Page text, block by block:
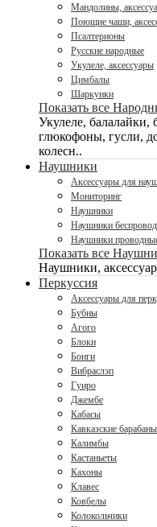
Мандолины,
Поющие чаши,
Псалтерионы
Русские народные
Укулеле, аксессуары
Цимбалы
Шаркунки
Показать все
Укулеле, балалайки,
глюкофоны, гусли,
колесн..
Наушники
Аксессуары для
Мониторинг
Наушники
Наушники
Наушники
Показать все
Наушники,
Перкуссия
Аксессуары для
Бубны
Агого
Блоки
Бонги
Вибраслэп
Гуиро
Джембе
Кабасы
Кавказские барабаны
Калимбы
Кастаньеты
Кахоны
Клавес
Ковбелы
Колокольчики